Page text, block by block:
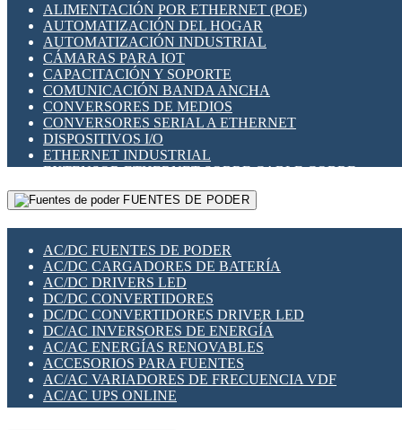
SENSORES INDUCTIVOS
TEMPORIZADORES
VARIACS
VARIADORES DE FRECUENCIA [VDF]
SECCIONADORES - INTERRUPTORES
MAQUINARIA
HERRAMIENTAS VARIAS
ILUMINACIÓN LED
INTERRUPTORES REED
INTERFACES DE RELÉ
OTROS RELÉS
PROTECCIÓN TÉRMICA
RELÉS AUTOMOTRICES
RELÉS DE SEÑAL
RELÉS DE ESTADO SÓLIDO SSR
RELÉS INDUSTRIALES
RELÉS MINIATURA DE POTENCIA
SENSORES MAGNÉTICOS
SWITCH Y MICROSWITCH
TARJETAS PI
UNIÓN Y DERIVACIÓN DE CABLE
ALIMENTACIÓN POR ETHERNET (POE)
AUTOMATIZACIÓN DEL HOGAR
AUTOMATIZACIÓN INDUSTRIAL
CÁMARAS PARA IOT
CAPACITACIÓN Y SOPORTE
COMUNICACIÓN BANDA ANCHA
CONVERSORES DE MEDIOS
CONVERSORES SERIAL A ETHERNET
DISPOSITIVOS I/O
ETHERNET INDUSTRIAL
EXTENSOR ETHERNET SOBRE CABLE COBRE
GATEWAY LORAWAN
GESTIÓN DE REDES
PLACAS MODULARES IOT
SWITCHES Y REDES WIFI
SOLUCIONES IOT
SOLUCIONES LORAWAN
SOLUCIONES RED CELULAR
SEGURIDAD PARA REDES
SWITCHES LAN
TELEFONÍA IP (VOIP)
VIGILANCIA IP (CCTV)
MESHTASTIC
FUENTES DE PODER
AC/DC FUENTES DE PODER
AC/DC CARGADORES DE BATERÍA
AC/DC DRIVERS LED
DC/DC CONVERTIDORES
DC/DC CONVERTIDORES DRIVER LED
DC/AC INVERSORES DE ENERGÍA
AC/AC ENERGÍAS RENOVABLES
ACCESORIOS PARA FUENTES
AC/AC VARIADORES DE FRECUENCIA VDF
AC/AC UPS ONLINE